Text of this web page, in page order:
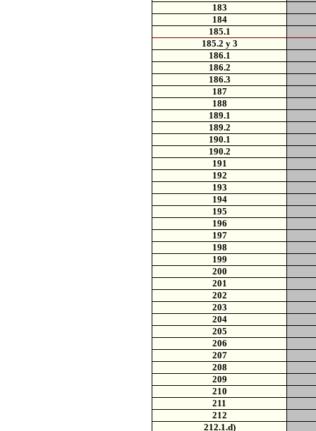
183
184
185.1
185.2 y 3
186.1
186.2
186.3
187
188
189.1
189.2
190.1
190.2
191
192
193
194
195
196
197
198
199
200
201
202
203
204
205
206
207
208
209
210
211
212
212.1.d)